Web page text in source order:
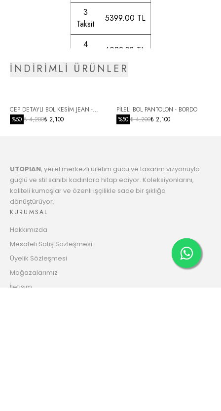
3
Taksit
5399.00 TL
4
6099.88 TL
6
6351.02 TL
8
Taksit
6664.61 TL
Taksit
İNDİRİMLİ ÜRÜNLER
CEP DETAYLI BOL KESİM JEAN -
SİYAH
%50 ₺ 4,200₺ 2,100
PİLELİ BOL PANTOLON - BORDO
%50 ₺ 4,200₺ 2,100
UTOPIAN, yerel merkezli üretim gücü ve tasarım vizyonuyla
güçlü ve stil sahibi kadınlara hitap ediyor. Koleksiyonlarını,
kaliteli kumaşlar ve özenli işçilikle sade bir şıklığa
dönüştürüyor.
KURUMSAL
Hakkımızda
Mesafeli Satış Sözleşmesi
Üyelik Sözleşmesi
Mağazalarımız
İletişim